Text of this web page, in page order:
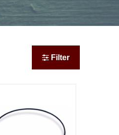
Filter